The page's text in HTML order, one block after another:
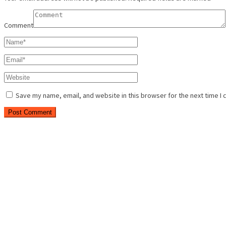
Comment
Save my name, email, and website in this browser for the next time I